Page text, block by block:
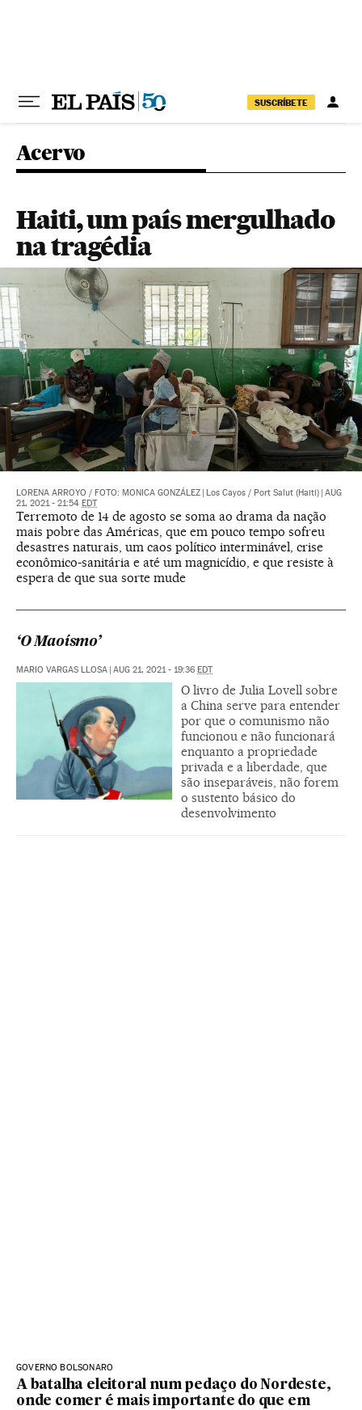
SUSCRÍBETE
Acervo
Haiti, um país mergulhado
na tragédia
LORENA ARROYO / FOTO: MONICA GONZÁLEZ Los Cayos / Port Salut (Haiti) AUG
21, 2021 - 21:54 EDT
Terremoto de 14 de agosto se soma ao drama da nação
mais pobre das Américas, que em pouco tempo sofreu
desastres naturais, um caos político interminável, crise
econômico-sanitária e até um magnicídio, e que resiste à
espera de que sua sorte mude
‘O Maoísmo’
MARIO VARGAS LLOSA AUG 21, 2021 - 19:36 EDT
O livro de Julia Lovell sobre
a China serve para entender
por que o comunismo não
funcionou e não funcionará
enquanto a propriedade
privada e a liberdade, que
são inseparáveis, não forem
o sustento básico do
desenvolvimento
GOVERNO BOLSONARO
A batalha eleitoral num pedaço do Nordeste,
onde comer é mais importante do que em